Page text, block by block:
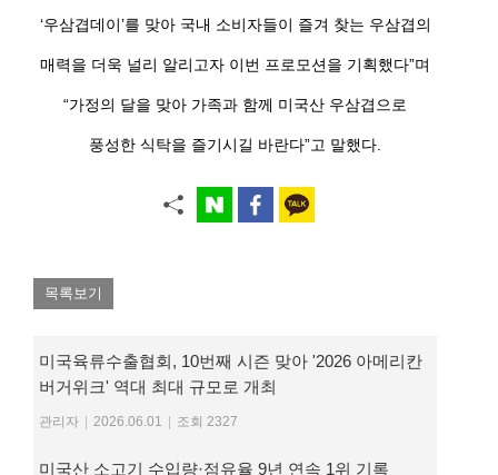
‘우삼겹데이’를 맞아 국내 소비자들이 즐겨 찾는 우삼겹의
매력을 더욱 널리 알리고자 이번 프로모션을 기획했다”며
“가정의 달을 맞아 가족과 함께 미국산 우삼겹으로
풍성한 식탁을 즐기시길 바란다”고 말했다.
목록보기
미국육류수출협회, 10번째 시즌 맞아 '2026 아메리칸
버거위크' 역대 최대 규모로 개최
관리자 2026.06.01 조회 2327
미국산 소고기 수입량·점유율 9년 연속 1위 기록